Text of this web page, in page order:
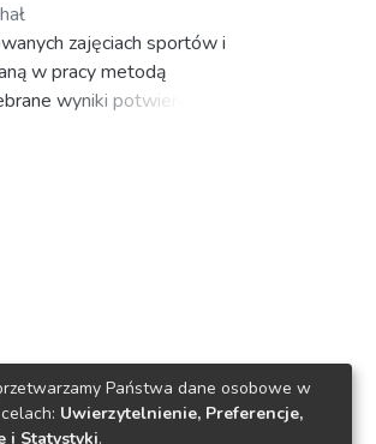
zajęciach sportów i
w pracy metodą
wyniki potwierdzają,
Państwa dane osobowe w
Uwierzytelnienie, Preferencje,
i Statystyki.